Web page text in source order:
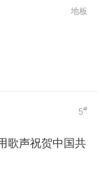
地板
5#
歌声祝贺中国共